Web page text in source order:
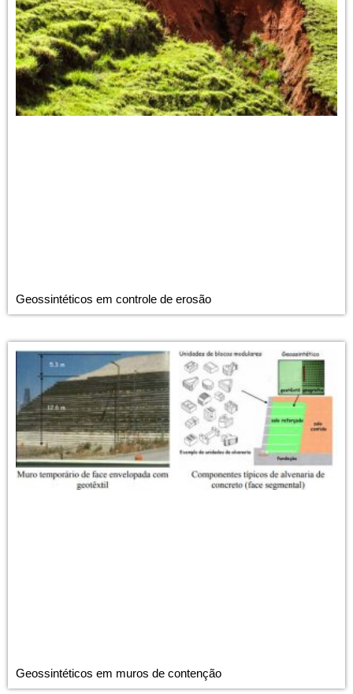
Geossintéticos em controle de erosão
Geossintéticos em muros de contenção